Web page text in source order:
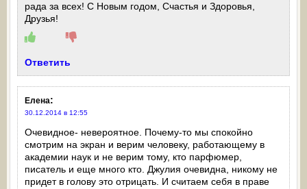
рада за всех! С Новым годом, Счастья и Здоровья,
Друзья!
Ответить
Елена:
30.12.2014 в 12:55
Очевидное- невероятное. Почему-то мы спокойно
смотрим на экран и верим человеку, работающему в
академии наук и не верим тому, кто парфюмер,
писатель и еще много кто. Джулия очевидна, никому не
придет в голову это отрицать. И считаем себя в праве